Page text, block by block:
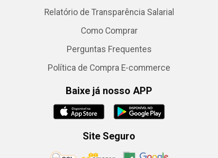
Relatório de Transparência Salarial
Como Comprar
Perguntas Frequentes
Política de Compra E-commerce
Baixe já nosso APP
Site Seguro